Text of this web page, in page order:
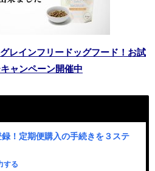
レインフリードッグフード！お試
ャンペーン開催中
！定期便購入の手続きを３ステ
する